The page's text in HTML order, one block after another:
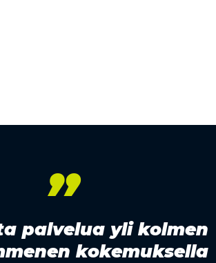
”
palvelua yli kolmen
kokemuksella